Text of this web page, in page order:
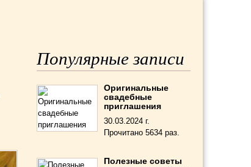
Популярные записи
Оригинальные
свадебные
приглашения
30.03.2024 г.
Прочитано 5634 раз.
Полезные советы